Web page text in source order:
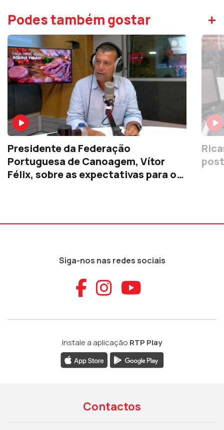
Podes também gostar +
Presidente da Federação
Portuguesa de Canoagem, Vítor
Félix, sobre as expectativas para os
Siga-nos nas redes sociais
Aceder ao
Aceder ao
Aceder
Instale a aplicação RTP Play
Contactos